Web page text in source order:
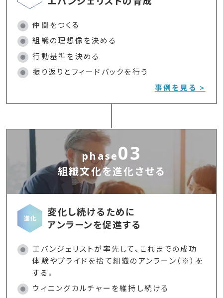
仲間をつくる
組織の理想像を決める
行動基準を決める
振り返りとフィードバックを行う
事例を見る >
phase03
組織文化を進化させる
変化し続けるために
アンラーンを促進する
エバンジェリストが率先して、これまでの成功
体験やプライドを捨て組織のアンラーン（※）を
する。
ウィニングカルチャーを維持し続ける